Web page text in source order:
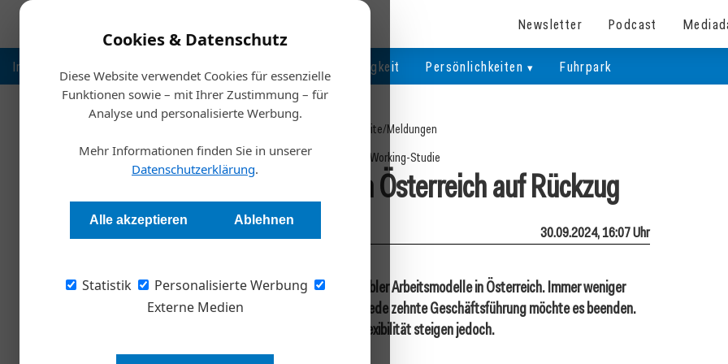
Cookies & Datenschutz
Diese Website verwendet Cookies für essenzielle
Funktionen sowie – mit Ihrer Zustimmung – für
Analyse und personalisierte Werbung.
Mehr Informationen finden Sie in unserer
Datenschutzerklärung.
Alle akzeptieren Ablehnen
Statistik
Personalisierte Werbung
Externe Medien
Newsletter Podcast
Inspiration Nachhaltigkeit Persönlichkeiten Fuhrpark
Startseite/Meldungen
Flexible-Working-Studie
Home-Office-Trend in Österreich auf Rückzug
Redaktion Die Wirtschaft 30.09.2024, 16:07 Uhr
Eine Deloitte-Studie zeigt einen Rückgang flexibler Arbeitsmodelle in Österreich. Immer weniger
Unternehmen bieten Home Office an, und fast jede zehnte Geschäftsführung möchte es beenden.
Die Erwartungen der Arbeitnehmer*innen an Flexibilität steigen jedoch.